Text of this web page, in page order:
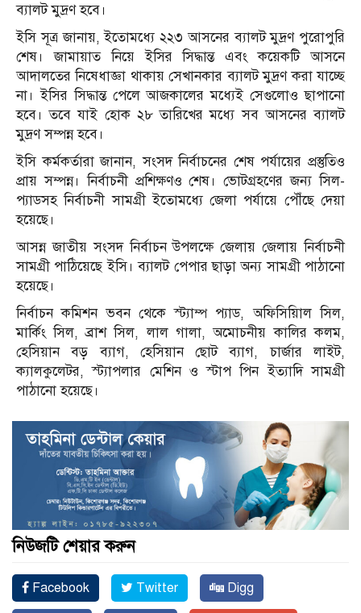
ব্যালট মুদ্রণ হবে।
ইসি সূত্র জানায়, ইতোমধ্যে ২২৩ আসনের ব্যালট মুদ্রণ পুরোপুরি
শেষ। জামায়াত নিয়ে ইসির সিদ্ধান্ত এবং কয়েকটি আসনে
আদালতের নিষেধাজ্ঞা থাকায় সেখানকার ব্যালট মুদ্রণ করা যাচ্ছে
না। ইসির সিদ্ধান্ত পেলে আজকালের মধ্যেই সেগুলোও ছাপানো
হবে। তবে যাই হোক ২৮ তারিখের মধ্যে সব আসনের ব্যালট
মুদ্রণ সম্পন্ন হবে।
ইসি কর্মকর্তারা জানান, সংসদ নির্বাচনের শেষ পর্যায়ের প্রস্তুতিও
প্রায় সম্পন্ন। নির্বাচনী প্রশিক্ষণও শেষ। ভোটগ্রহণের জন্য সিল-
প্যাডসহ নির্বাচনী সামগ্রী ইতোমধ্যে জেলা পর্যায়ে পৌঁছে দেয়া
হয়েছে।
আসন্ন জাতীয় সংসদ নির্বাচন উপলক্ষে জেলায় জেলায় নির্বাচনী
সামগ্রী পাঠিয়েছে ইসি। ব্যালট পেপার ছাড়া অন্য সামগ্রী পাঠানো
হয়েছে।
নির্বাচন কমিশন ভবন থেকে স্ট্যাম্প প্যাড, অফিসিয়িাল সিল,
মার্কিং সিল, ব্রাশ সিল, লাল গালা, অমোচনীয় কালির কলম,
হেসিয়ান বড় ব্যাগ, হেসিয়ান ছোট ব্যাগ, চার্জার লাইট,
ক্যালকুলেটর, স্ট্যাপলার মেশিন ও স্টাপ পিন ইত্যাদি সামগ্রী
পাঠানো হয়েছে।
নিউজটি শেয়ার করুন
Facebook Twitter Digg